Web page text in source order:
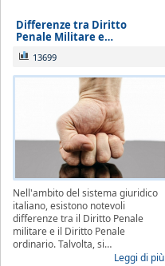
Differenze tra Diritto
Penale Militare e…
13699
Nell'ambito del sistema giuridico
italiano, esistono notevoli
differenze tra il Diritto Penale
militare e il Diritto Penale
ordinario. Talvolta, si…
Leggi di più